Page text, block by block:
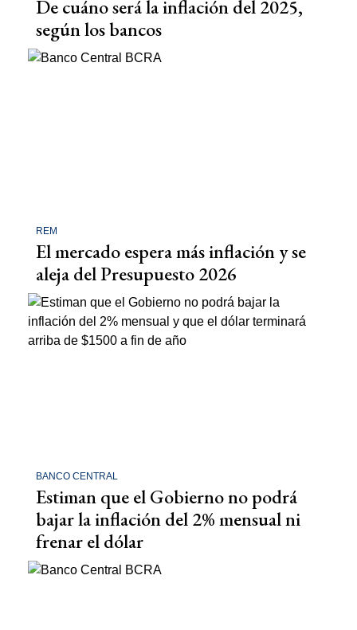
De cuáno será la inflación del 2025,
según los bancos
REM
El mercado espera más inflación y se
aleja del Presupuesto 2026
BANCO CENTRAL
Estiman que el Gobierno no podrá
bajar la inflación del 2% mensual ni
frenar el dólar